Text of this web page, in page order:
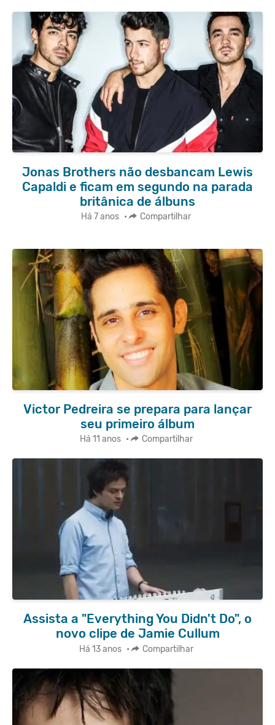
Jonas Brothers não desbancam Lewis
Capaldi e ficam em segundo na parada
britânica de álbuns
Há 7 anos • Compartilhar
Victor Pedreira se prepara para lançar
seu primeiro álbum
Há 11 anos • Compartilhar
Assista a "Everything You Didn't Do", o
novo clipe de Jamie Cullum
Há 13 anos • Compartilhar